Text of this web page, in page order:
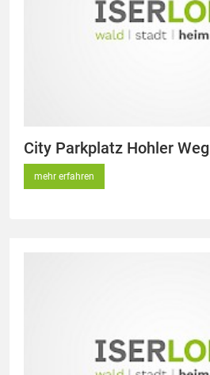
City Parkplatz Hohler Weg
mehr erfahren